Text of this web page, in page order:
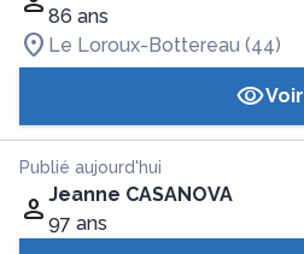
86 ans
Le Loroux-Bottereau (44)
Voir
Publié aujourd'hui
Jeanne CASANOVA
97 ans